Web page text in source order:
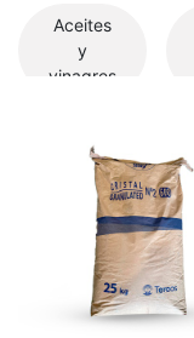
Aceites
y
vinagres